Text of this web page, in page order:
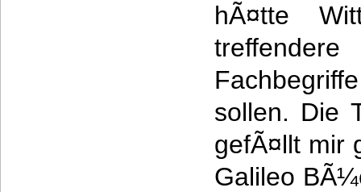
hÃ¤tte
sollen. Die
gefÃ¤llt mir
Galileo